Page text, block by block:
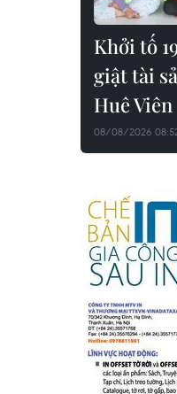
Khởi tố
giật tài
Huê Viên
08/08/2026